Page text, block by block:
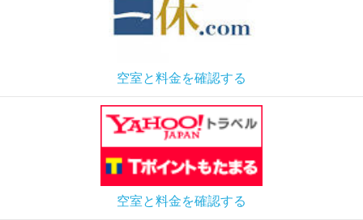
空室と料金を確認する
空室と料金を確認する